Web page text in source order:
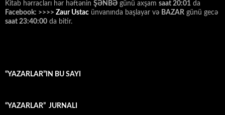
Kitab hərracları hər həftənin ŞƏNBƏ günü axşam saat 20:01 da
Facebook: >>>> Zaur Ustac ünvanında başlayar və BAZAR günü gecə
saat 23:40:00 da bitir.
“YAZARLAR”IN BU SAYI
“YAZARLAR” JURNALI